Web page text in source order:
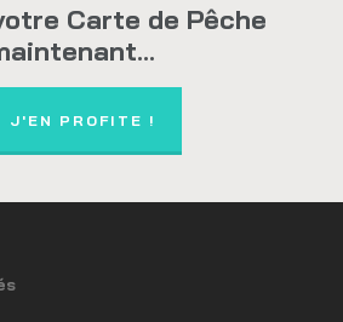
Carte de Pêche
J'EN PROFITE !